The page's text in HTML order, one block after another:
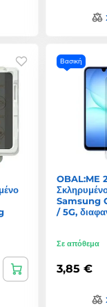
Βασική
OBAL:ME
Samsung
/ 5G,
Σε απόθεμα
3,85 €